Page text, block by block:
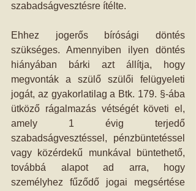
szabadságvesztésre ítélte.
Ehhez jogerős bírósági döntés
szükséges. Amennyiben ilyen döntés
hiányában bárki azt állítja, hogy
megvonták a szülő szülői felügyeleti
jogát, az gyakorlatilag a Btk. 179. §-ába
ütköző rágalmazás vétségét követi el,
amely 1 évig terjedő
szabadságvesztéssel, pénzbüntetéssel
vagy közérdekű munkával büntethető,
továbbá alapot ad arra, hogy
személyhez fűződő jogai megsértése